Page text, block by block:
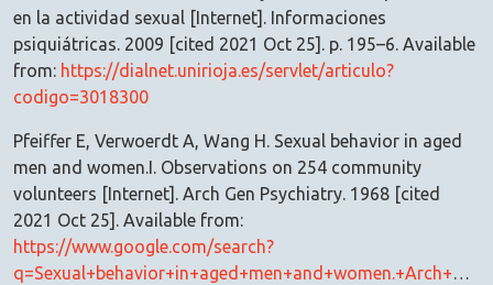
en la actividad sexual [Internet]. Informaciones
psiquiátricas. 2009 [cited 2021 Oct 25]. p. 195–6. Available
from: https://dialnet.unirioja.es/servlet/articulo?
codigo=3018300
Pfeiffer E, Verwoerdt A, Wang H. Sexual behavior in aged
men and women.I. Observations on 254 community
volunteers [Internet]. Arch Gen Psychiatry. 1968 [cited
2021 Oct 25]. Available from:
https://www.google.com/search?